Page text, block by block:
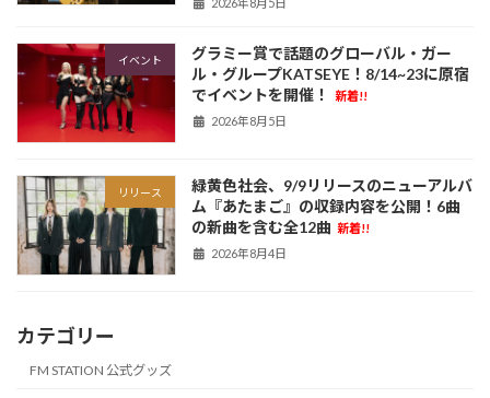
イベント
グラミー賞で話題のグローバル・ガー
ル・グループKATSEYE！8/14~23に原宿
でイベントを開催！
新着!!
2026年8月5日
リリース
緑黄色社会、9/9リリースのニューアルバ
ム『あたまご』の収録内容を公開！6曲
の新曲を含む全12曲 新着!!
2026年8月4日
カテゴリー
FM STATION 公式グッズ